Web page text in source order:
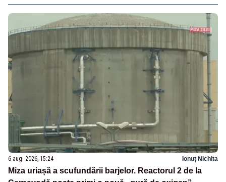
6 aug. 2026, 15:24 Ionuț Nichita
Miza uriașă a scufundării barjelor. Reactorul 2 de la